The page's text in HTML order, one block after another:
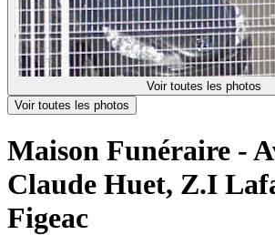
Voir toutes les photos
Voir toutes les photos
Maison Funéraire -
Claude Huet, Z.I
Figeac